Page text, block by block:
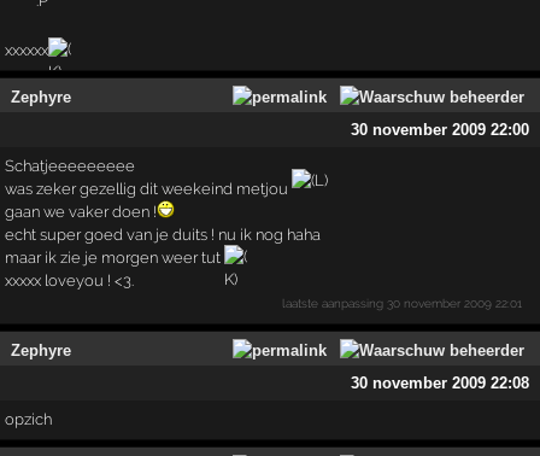
xxxxxx
Zephyre
30 november 2009 22:00
Schatjeeeeeeeee
was zeker gezellig dit weekeind metjou
gaan we vaker doen !
echt super goed van je duits ! nu ik nog haha
maar ik zie je morgen weer tut
xxxxx loveyou ! <3.
laatste aanpassing 30 november 2009 22:01
Zephyre
30 november 2009 22:08
opzich